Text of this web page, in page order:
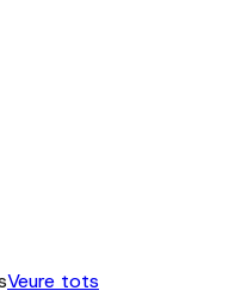
Veure tots